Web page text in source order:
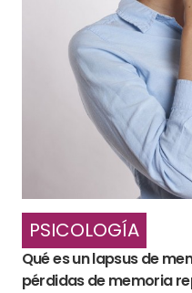
PSICOLOGÍA
Qué es un lapsus de
pérdidas de memoria